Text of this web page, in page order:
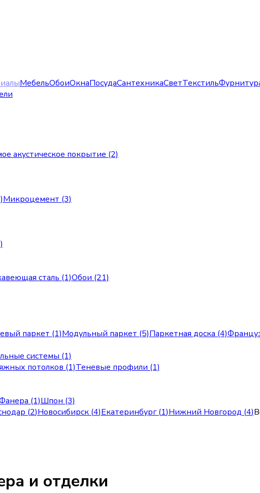
МебельОбоиОкнаПосудаСантехникаСветТекстиль
акустическое покрытие (2)
Микроцемент (3)
сталь (1)Обои (21)
паркет (1)Модульный паркет (5)Паркетная доска (4)
системы (1)
потолков (1)Теневые профили (1)
(1)Шпон (3)
(2)Новосибирск (4)Екатеринбург(1)Нижний Новгород (4)
и отделки